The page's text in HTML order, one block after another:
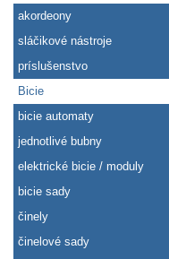
akordeony
sláčikové nástroje
príslušenstvo
Bicie
bicie automaty
jednotlivé bubny
elektrické bicie / moduly
bicie sady
činely
činelové sady